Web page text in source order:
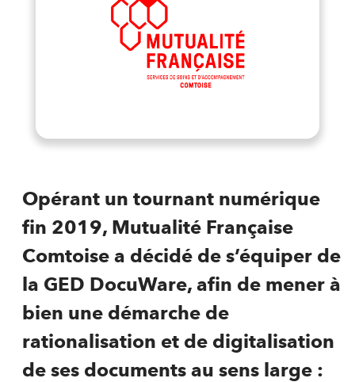
Opérant un tournant numérique
fin 2019, Mutualité Française
Comtoise a décidé de s’équiper de
la GED DocuWare, afin de mener à
bien une démarche de
rationalisation et de digitalisation
de ses documents au sens large :